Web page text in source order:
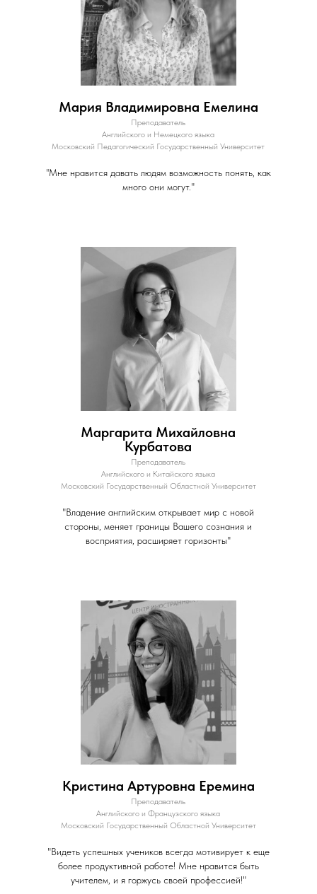
Мария Владимировна Емелина
Преподаватель
Английского и Немецкого языка
Московский Педагогический Государственный Университет
"Мне нравится давать людям возможность понять, как
много они могут."
Маргарита Михайловна
Курбатова
Преподаватель
Английского и Китайского языка
Московский Государственный Областной Университет
"Владение английским открывает мир с новой
стороны, меняет границы Вашего сознания и
восприятия, расширяет горизонты"
Кристина Артуровна Еремина
Преподаватель
Английского и Французского языка
Московский Государственный Областной Университет
"Видеть успешных учеников всегда мотивирует к еще
более продуктивной работе! Мне нравится быть
учителем, и я горжусь своей профессией!"